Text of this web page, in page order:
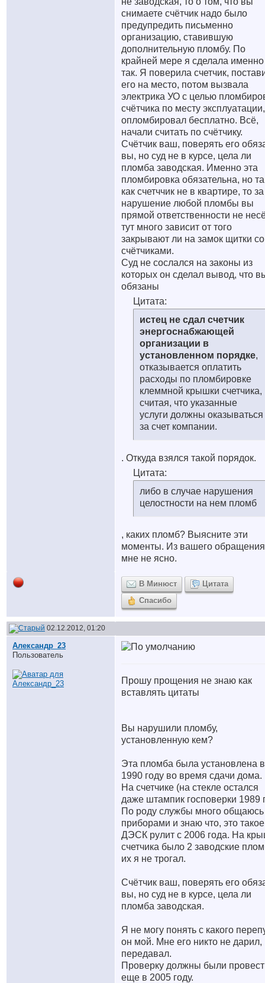
снимаете счётчик надо было
предупредить письменно
организацию, ставившую
дополнительную пломбу. По
крайней мере я сделала именно
так. Я поверила счетчик,
его на место, потом вызвала
электрика УО с целью
счётчика по месту
опломбировал бесплатно. Всё,
начали считать по счётчику.
Счётчик ваш, поверять его
вы, но суд не в курсе, цела ли
пломба заводская. Именно эта
пломбировка обязательна, но
как счетччик не в квартире, то за
нарушение любой пломбы вы
прямой ответственности не
тут много зависит от того
закрывают ли на замок щитки со
счётчиками.
Суд не сослался на законы из
которых он сделал вывод, что
обязаны
Цитата:
истец не сдал счетчик
энергоснабжающей
организации в
установленном порядке,
отказывается оплатить
расходы по пломбировке
клеммной крышки счетчика,
считая, что указанные
услуги должны оказываться
за счет компании.
. Откуда взялся такой порядок.
Цитата:
либо в случае нарушения
целостности на нем пломб
, каких пломб? Выясните эти
моменты. Из вашего обращения
мне не ясно.
В Минюст
Цитата
Спасибо
02.12.2012, 01:20
Александр_23
Пользователь
Прошу прощения не знаю как
вставлять цитаты
Вы нарушили пломбу,
установленную кем?
Эта пломба была установлена в
1990 году во время сдачи дома.
На счетчике (на стекле остался
даже штампик госповерки 1989
По роду службы много общаюсь
приборами и знаю что, это такое
ДЭСК рулит с 2006 года. На
счетчика было 2 заводские
их я не трогал.
Счётчик ваш, поверять его
вы, но суд не в курсе, цела ли
пломба заводская.
Я не могу понять с какого
он мой. Мне его никто не дарил,
передавал.
Проверку должны были
еще в 2005 году.